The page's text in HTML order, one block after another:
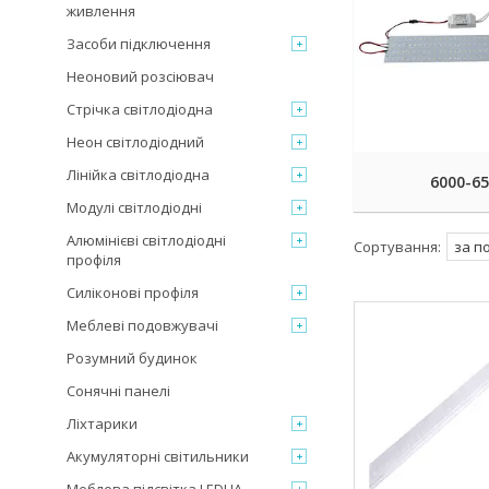
6000-
живлення
Засоби підключення
Неоновий розсіювач
Стрічка світлодіодна
Неон світлодіодний
Лінійка світлодіодна
Модулі світлодіодні
Алюмінієві світлодіодні
профіля
Силіконові профіля
Меблеві подовжувачі
Розумний будинок
Сонячні панелі
Ліхтарики
Акумуляторні світильники